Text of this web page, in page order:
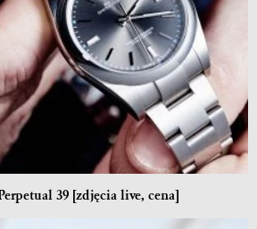
39 [zdjęcia live, cena]